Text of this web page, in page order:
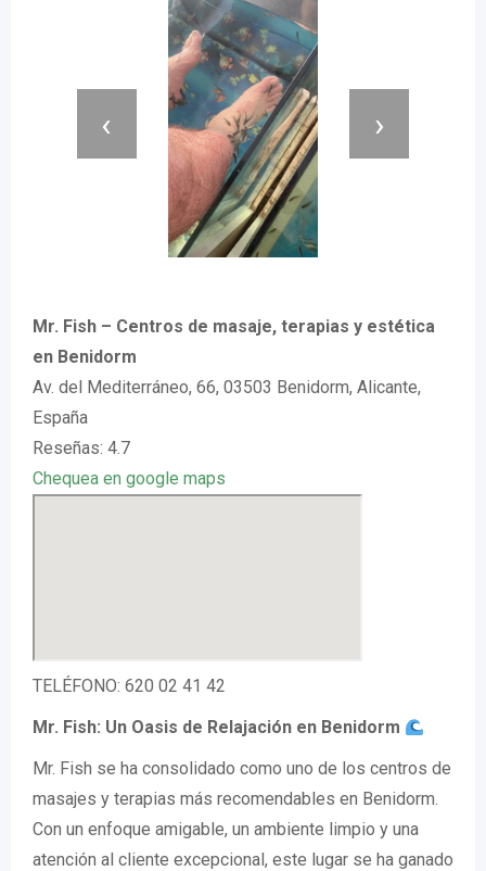
‹ ›
Mr. Fish – Centros de masaje, terapias y estética
en Benidorm
Av. del Mediterráneo, 66, 03503 Benidorm, Alicante,
España
Reseñas: 4.7
Chequea en google maps
TELÉFONO: 620 02 41 42
Mr. Fish: Un Oasis de Relajación en Benidorm
Mr. Fish se ha consolidado como uno de los centros de
masajes y terapias más recomendables en Benidorm.
Con un enfoque amigable, un ambiente limpio y una
atención al cliente excepcional, este lugar se ha ganado